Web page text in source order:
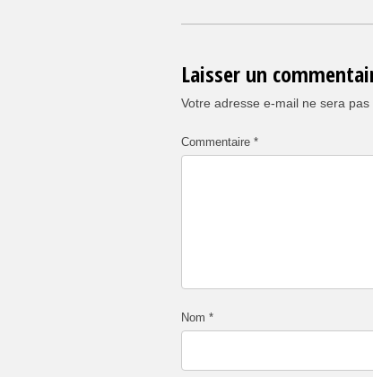
Laisser un
Votre adresse e-mail ne sera pas
Commentaire *
Nom *